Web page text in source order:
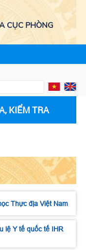
CỤC PHÒNG
KIỂM TRA
Thực địa Việt Nam
lệ Y tế quốc tế IHR